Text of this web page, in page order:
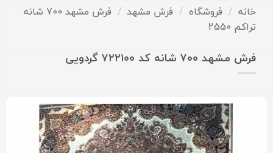
خانه / فروشگاه / فرش مشهد /
فرش مشهد 700 شانه
تراکم 2550
فرش مشهد ۷۰۰ شانه کد ۷۲۲۱۰۰ گردویی